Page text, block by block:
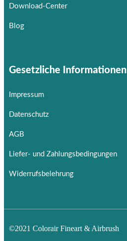
Download-Center
Blog
Gesetzliche Informationen
Impressum
Datenschutz
AGB
Liefer- und Zahlungsbedingungen
Widerrufsbelehrung
©2021 Colorair Fineart & Airbrush